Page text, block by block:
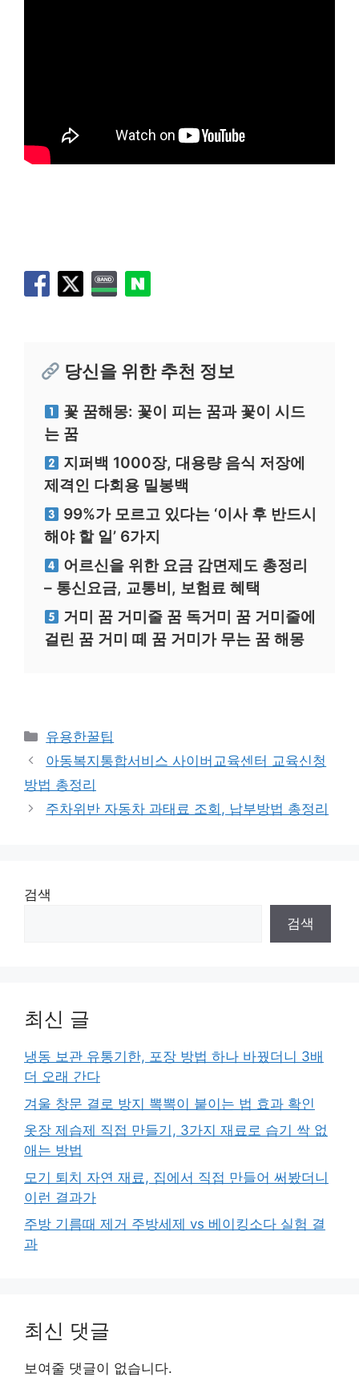
당신을 위한 추천 정보
꽃 꿈해몽: 꽃이 피는 꿈과 꽃이 시드
는 꿈
지퍼백 1000장, 대용량 음식 저장에
제격인 다회용 밀봉백
99%가 모르고 있다는 ‘이사 후 반드시
해야 할 일’ 6가지
어르신을 위한 요금 감면제도 총정리
– 통신요금, 교통비, 보험료 혜택
거미 꿈 거미줄 꿈 독거미 꿈 거미줄에
걸린 꿈 거미 떼 꿈 거미가 무는 꿈 해몽
카
테
리
유용한꿀팁
아동복지통합서비스 사이버교육센터 교육신청
방법 총정리
주차위반 자동차 과태료 조회, 납부방법 총정리
검색
검색
최신 글
냉동 보관 유통기한, 포장 방법 하나 바꿨더니 3배
더 오래 간다
겨울 창문 결로 방지 뽁뽁이 붙이는 법 효과 확인
옷장 제습제 직접 만들기, 3가지 재료로 습기 싹 없
애는 방법
모기 퇴치 자연 재료, 집에서 직접 만들어 써봤더니
이런 결과가
주방 기름때 제거 주방세제 vs 베이킹소다 실험 결
과
최신 댓글
보여줄 댓글이 없습니다.